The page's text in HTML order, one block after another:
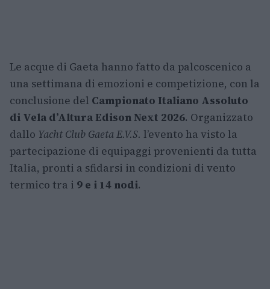
Le acque di Gaeta hanno fatto da palcoscenico a
una settimana di emozioni e competizione, con la
conclusione del Campionato Italiano Assoluto
di Vela d’Altura Edison Next 2026. Organizzato
dallo Yacht Club Gaeta E.V.S. l’evento ha visto la
partecipazione di equipaggi provenienti da tutta
Italia, pronti a sfidarsi in condizioni di vento
termico tra i 9 e i 14 nodi.